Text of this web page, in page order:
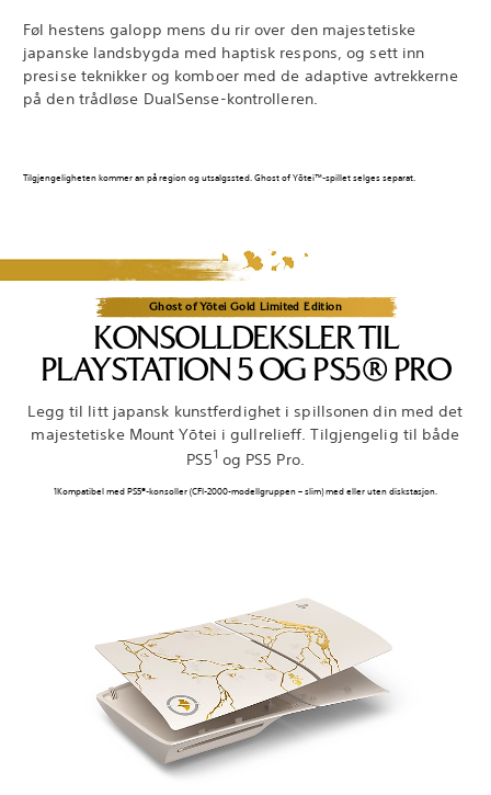
Føl hestens galopp mens du rir over den majestetiske
japanske landsbygda med haptisk respons, og sett inn
presise teknikker og komboer med de adaptive avtrekkerne
på den trådløse DualSense-kontrolleren.
Tilgjengeligheten kommer an på region og utsalgssted. Ghost of Yōtei™-spillet selges separat.
Ghost of Yōtei Gold Limited Edition
KONSOLLDEKSLER TIL
PLAYSTATION 5 OG PS5® PRO
Legg til litt japansk kunstferdighet i spillsonen din med det
majestetiske Mount Yōtei i gullrelieff. Tilgjengelig til både
PS51 og PS5 Pro.
1Kompatibel med PS5®-konsoller (CFI-2000-modellgruppen – slim) med eller uten diskstasjon.